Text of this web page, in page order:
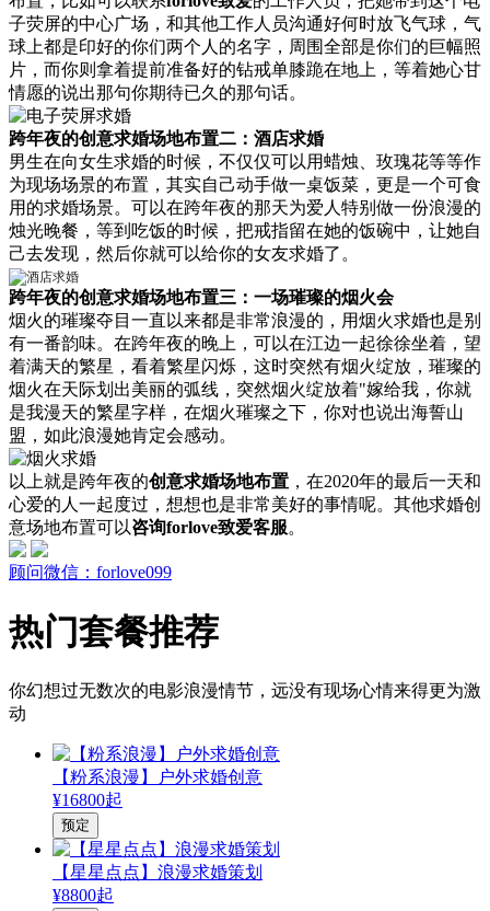
子荧屏的中心广场，和其他工作人员沟通好何时放飞气球，气
球上都是印好的你们两个人的名字，周围全部是你们的巨幅照
片，而你则拿着提前准备好的钻戒单膝跪在地上，等着她心甘
情愿的说出那句你期待已久的那句话。
跨年夜的创意求婚场地布置二：酒店求婚
男生在向女生求婚的时候，不仅仅可以用蜡烛、玫瑰花等等作
为现场场景的布置，其实自己动手做一桌饭菜，更是一个可食
用的求婚场景。可以在跨年夜的那天为爱人特别做一份浪漫的
烛光晚餐，等到吃饭的时候，把戒指留在她的饭碗中，让她自
己去发现，然后你就可以给你的女友求婚了。
跨年夜的创意求婚场地布置三：一场璀璨的烟火会
烟火的璀璨夺目一直以来都是非常浪漫的，用烟火求婚也是别
有一番韵味。在跨年夜的晚上，可以在江边一起徐徐坐着，望
着满天的繁星，看着繁星闪烁，这时突然有烟火绽放，璀璨的
烟火在天际划出美丽的弧线，突然烟火绽放着"嫁给我，你就
是我漫天的繁星字样，在烟火璀璨之下，你对也说出海誓山
盟，如此浪漫她肯定会感动。
以上就是跨年夜的创意求婚场地布置 ，在2020年的最后一天和
心爱的人一起度过，想想也是非常美好的事情呢。其他求婚创
意场地布置可以咨询forlove致爱客服。
顾问微信：forlove099
热门套餐推荐
你幻想过无数次的电影浪漫情节，远没有现场心情来得更为激
动
【粉系浪漫】户外求婚创意
¥16800起
预定
【星星点点】浪漫求婚策划
¥8800起